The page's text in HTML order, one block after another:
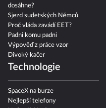
dosáhne?
Sjezd sudetských Němců
Proč vláda zavádí EET?
Padni komu padni
Výpověď z práce vzor
Divoký kačer
Technologie
SpaceX na burze
Nejlepší telefony